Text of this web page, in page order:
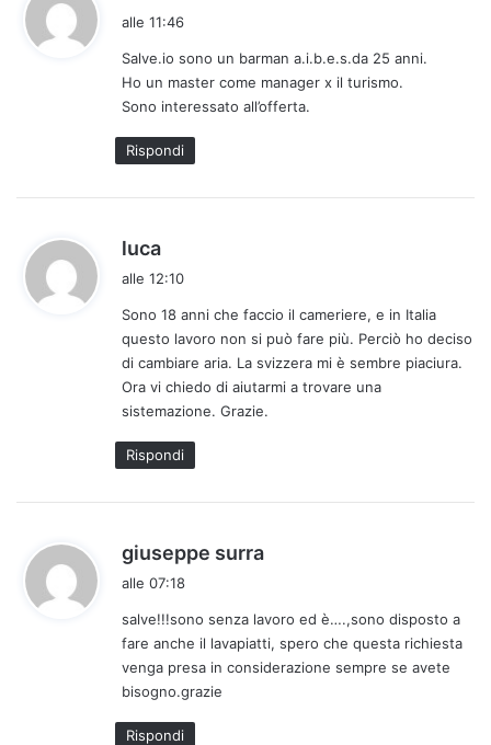
e
t
t
o
:
alle 11:46
Salve.io sono un barman a.i.b.e.s.da 25 anni.
Ho un master come manager x il turismo.
Sono interessato all’offerta.
Rispondi
luca
e
t
t
o
:
alle 12:10
Sono 18 anni che faccio il cameriere, e in Italia
questo lavoro non si può fare più. Perciò ho deciso
di cambiare aria. La svizzera mi è sembre piaciura.
Ora vi chiedo di aiutarmi a trovare una
sistemazione. Grazie.
Rispondi
giuseppe surra
e
t
t
alle 07:18
salve!!!sono senza lavoro ed è….,sono disposto a
fare anche il lavapiatti, spero che questa richiesta
venga presa in considerazione sempre se avete
bisogno.grazie
Rispondi